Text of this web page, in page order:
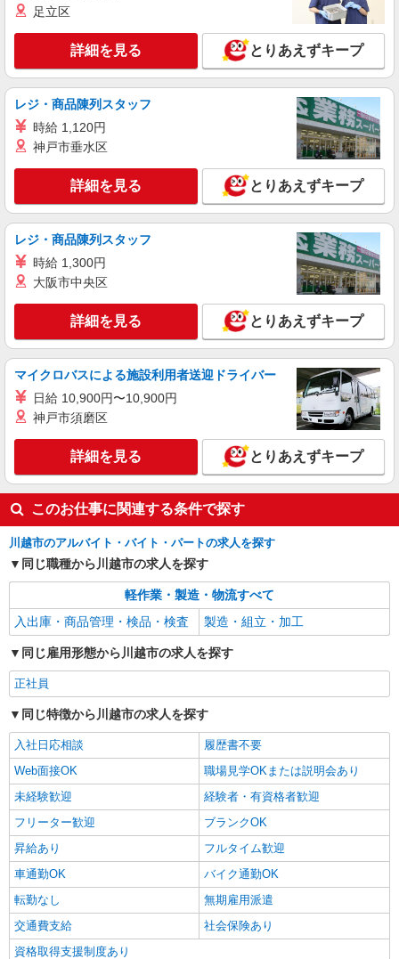
キープ 詳細を見る
アルバイト パート
株式会社バイトレ（ADM809232）
【平日のみ・短時間】詰めるだけの簡単作業
時給1339円（就業先により異なる）
キープ 詳細を見る
アルバイト パート
株式会社バイトレ（ADM807094）
手のひらサイズ中心◎数える・詰めるだけの超
時給1306円（就業先により異なる）
埼玉県川越市
キープ 詳細を見る
足立区
詳細を見る とりあえずキープ
レジ・商品陳列スタッフ
時給 1,120円
神戸市垂水区
詳細を見る とりあえずキープ
レジ・商品陳列スタッフ
時給 1,300円
大阪市中央区
詳細を見る とりあえずキープ
マイクロバスによる施設利用者送迎ドライバー
日給 10,900円〜10,900円
神戸市須磨区
詳細を見る とりあえずキープ
このお仕事に関連する条件で探す
川越市のアルバイト・バイト・パートの求人を探す
同じ職種から川越市の求人を探す
軽作業・製造・物流すべて
入出庫・商品管理・検品・検査
製造・組立・加工
同じ雇用形態から川越市の求人を探す
正社員
同じ特徴から川越市の求人を探す
入社日応相談
履歴書不要
Web面接OK
職場見学OKまたは説明会あり
未経験歓迎
経験者・有資格者歓迎
フリーター歓迎
ブランクOK
昇給あり
フルタイム歓迎
車通勤OK
バイク通勤OK
転勤なし
無期雇用派遣
交通費支給
社会保険あり
資格取得支援制度あり